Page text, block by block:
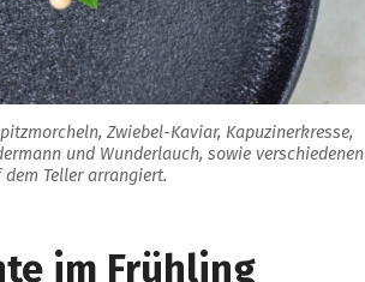
Zwiebel-Kaviar, Kapuzinerkresse,
und Wunderlauch, sowie verschiedenen
Teller arrangiert.
im Frühling